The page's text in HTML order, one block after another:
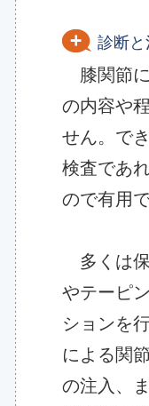
診断と
膝関節に
の内容や
せん。で
検査であ
ので有用で
多くは保
やテーピ
ションを
による関
の注入、